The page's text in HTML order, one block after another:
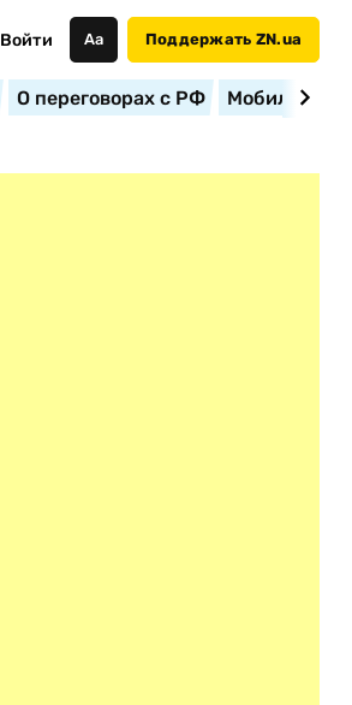
Войти Аа Поддержать ZN.ua
О переговорах с РФ